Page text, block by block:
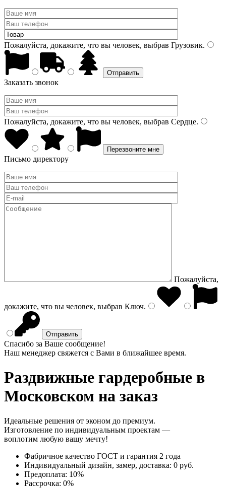
Пожалуйста, докажите, что вы человек, выбрав Грузовик.
Заказать звонок
Пожалуйста, докажите, что вы человек, выбрав Сердце.
Письмо директору
Пожалуйста,
докажите, что вы человек, выбрав Ключ.
Спасибо за Ваше сообщение!
Наш менеджер свяжется с Вами в ближайшее время.
Раздвижные гардеробные в
Московском на заказ
Идеальные решения от эконом до премиум.
Изготовление по индивидуальным проектам —
воплотим любую вашу мечту!
Фабричное качество ГОСТ и гарантия 2 года
Индивидуальный дизайн, замер, доставка: 0 руб.
Предоплата: 10%
Рассрочка: 0%